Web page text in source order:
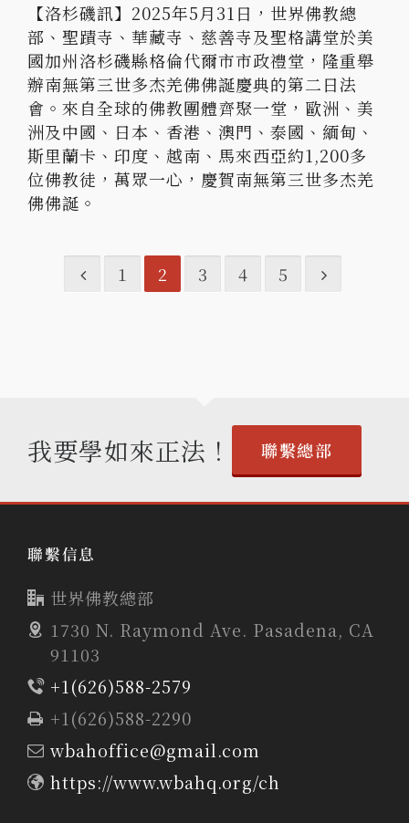
【洛杉磯訊】2025年5月31日，世界佛教總
部、聖蹟寺、華藏寺、慈善寺及聖格講堂於美
國加州洛杉磯縣格倫代爾市市政禮堂，隆重舉
辦南無第三世多杰羌佛佛誕慶典的第二日法
會。來自全球的佛教團體齊聚一堂，歐洲、美
洲及中國、日本、香港、澳門、泰國、緬甸、
斯里蘭卡、印度、越南、馬來西亞約1,200多
位佛教徒，萬眾一心，慶賀南無第三世多杰羌
佛佛誕。
1 2 3 4 5
我要學如來正法！ 聯繫總部
聯繫信息
世界佛教總部
1730 N. Raymond Ave. Pasadena, CA
91103
+1(626)588-2579
+1(626)588-2290
wbahoffice@gmail.com
https://www.wbahq.org/ch